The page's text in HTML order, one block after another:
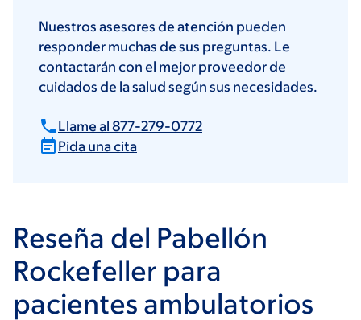
Nuestros asesores de atención pueden
responder muchas de sus preguntas. Le
contactarán con el mejor proveedor de
cuidados de la salud según sus necesidades.
Llame al 877-279-0772
Pida una cita
Reseña del Pabellón
Rockefeller para
pacientes ambulatorios